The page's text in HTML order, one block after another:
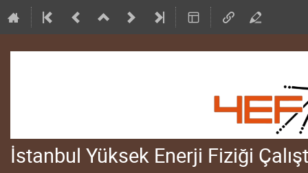
İstanbul Yüksek Enerji Fiziği